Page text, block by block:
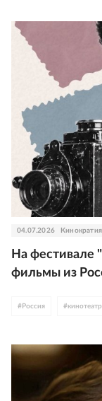
04.07.2026 Кинократия
На
фильмы из
# Россия #